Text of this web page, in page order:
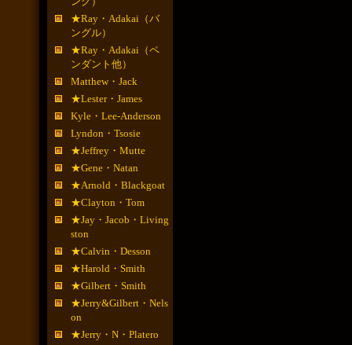
★Ray・Adakai（バ
ングル）
★Ray・Adakai（ペ
ンダント他）
Matthew・Jack
★Lester・James
Kyle・Lee-Anderson
Lyndon・Tsosie
★Jeffrey・Mutte
★Gene・Natan
★Arnold・Blackgoat
★Clayton・Tom
★Jay・Jacob・Living
ston
★Calvin・Desson
★Harold・Smith
★Gilbert・Smith
★Jerry&Gilbert・Nels
on
★Jerry・N・Platero